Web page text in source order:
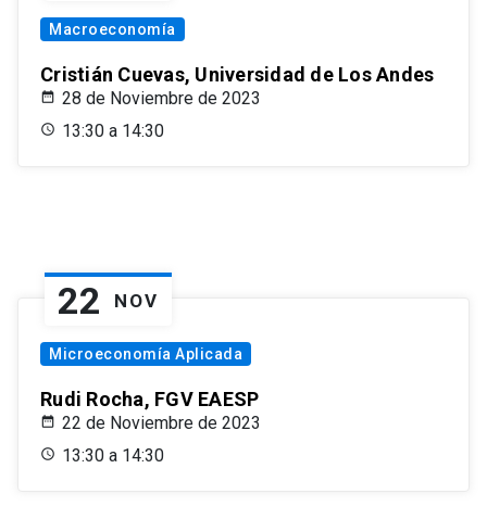
Macroeconomía
Cristián Cuevas, Universidad de Los Andes
28 de Noviembre de 2023
13:30 a 14:30
22 NOV
Microeconomía Aplicada
Rudi Rocha, FGV EAESP
22 de Noviembre de 2023
13:30 a 14:30